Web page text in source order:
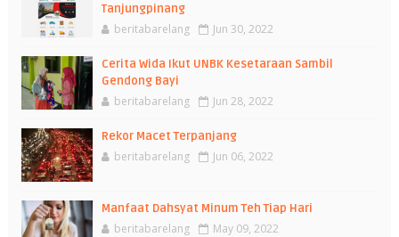
Tanjungpinang
beritabarelang Jun 30, 2022
Cerita Wida Ikut UNBK Kesetaraan Sambil
Gendong Bayi
beritabarelang Jun 28, 2022
Rekor Macet Terpanjang
beritabarelang Jun 06, 2022
Manfaat Dahsyat Minum Teh Tiap Hari
beritabarelang May 09, 2022